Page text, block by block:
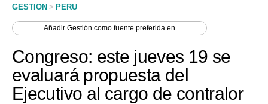
Economía
Mercados
GESTION > PERU
AñadirGestión como fuente preferida en
Congreso: este jueves 19 se
evaluará propuesta del
Ejecutivo al cargo de contralor